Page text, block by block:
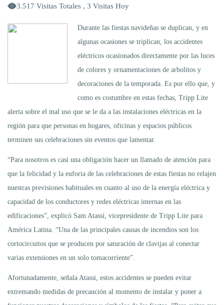
3.517 Visitas Totales , 3 Visitas Hoy
Durante las fiestas navideñas se duplican, y en
algunas ocasiones se triplican, los accidentes
eléctricos ocasionados directamente por las luces
de colores y ornamentaciones de arbolitos y
decoraciones de la temporada. Es por ello que, y
como es costumbre en estas fechas, Tripp Lite
alerta sobre el mal uso que se le da a las instalaciones eléctricas en la
región para que personas en hogares, oficinas y espacios públicos
terminen sus celebraciones sin eventos que lamentar.
“Para nosotros es casi una obligación hacer un llamado de atención para
que la felicidad y la euforia de las celebraciones de estas fiestas no relajen
nuestras previsiones habituales en cuanto al uso de la energía eléctrica y
capacidad de los conductores y redes eléctricas internas en las
edificaciones”, explicó Sam Atassi, vicepresidente de Tripp Lite para
América Latina. “Una de las principales causas de incendios son los
cortocircuitos que se producen por saturación de clavijas al conectar
varias extensiones en un solo tomacorriente”.
Afortunadamente, señala Atassi, estos accidentes se pueden evitar
extremando medidas de precaución al momento de instalar y poner a